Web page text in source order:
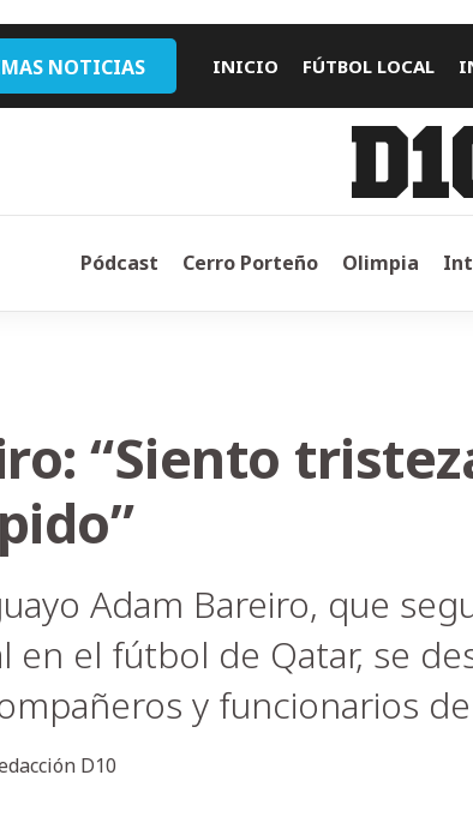
NOTICIAS INICIO FÚTBOL LOCAL
Pódcast Cerro Porteño Olimpia
“Siento
Adam Bareiro, que
en el fútbol de Qatar, se
y funcionarios
D10